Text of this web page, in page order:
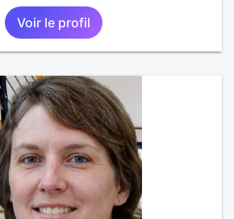
Voir le profil